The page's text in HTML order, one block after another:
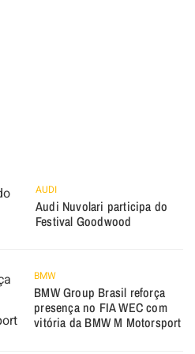
AUDI
Audi Nuvolari participa do
Festival Goodwood
BMW
BMW Group Brasil reforça
presença no FIA WEC com
vitória da BMW M Motorsport